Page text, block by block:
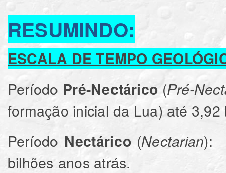
RESUMINDO:
ESCALA DE TEMPO
Período Pré-Nectárico (Pré-
formação inicial da Lua) até
Período Nectárico(Nectarian):
bilhões anos atrás.